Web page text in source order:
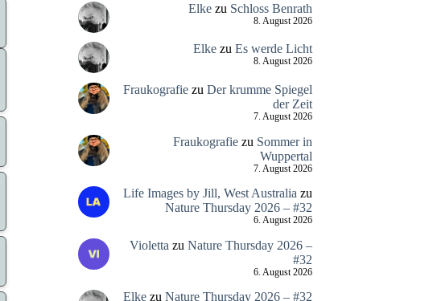
Elkezu Schloss Benrath
8. August 2026
Elkezu Es werde Licht
8. August 2026
Fraukografiezu Der krumme Spiegel
der Zeit
7. August 2026
Fraukografiezu Sommer in
Wuppertal
7. August 2026
Life Images by Jill, West Australia zu
Nature Thursday 2026 – #32
6. August 2026
Violetta zu Nature Thursday 2026 –
#32
6. August 2026
Elkezu Nature Thursday 2026 – #32